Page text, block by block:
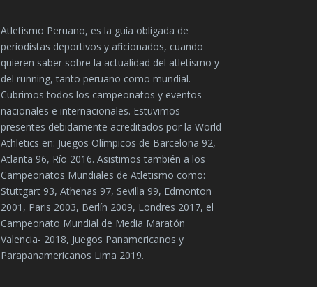
Atletismo Peruano, es la guía obligada de
periodistas deportivos y aficionados, cuando
quieren saber sobre la actualidad del atletismo y
del running, tanto peruano como mundial.
Cubrimos todos los campeonatos y eventos
nacionales e internacionales. Estuvimos
presentes debidamente acreditados por la World
Athletics en: Juegos Olímpicos de Barcelona 92,
Atlanta 96, Río 2016. Asistimos también a los
Campeonatos Mundiales de Atletismo como:
Stuttgart 93, Athenas 97, Sevilla 99, Edmonton
2001, Paris 2003, Berlín 2009, Londres 2017, el
Campeonato Mundial de Media Maratón
Valencia- 2018, Juegos Panamericanos y
Parapanamericanos Lima 2019.